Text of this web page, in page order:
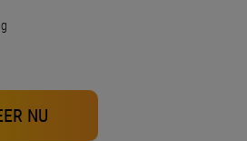
NU